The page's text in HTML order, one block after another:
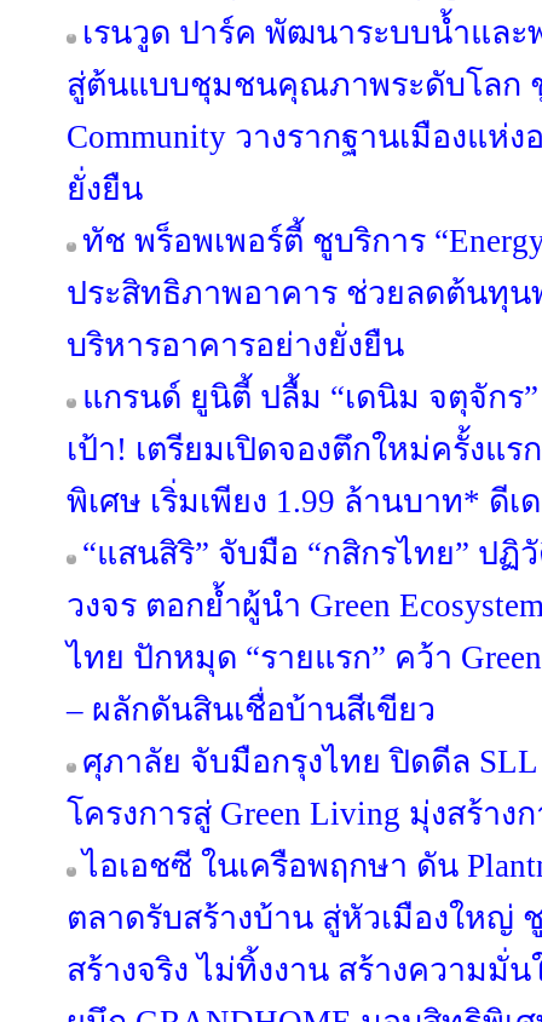
เรนวูด ปาร์ค พัฒนาระบบน้ำและ
สู่ต้นแบบชุมชนคุณภาพระดับโลก ชู
Community วางรากฐานเมืองแห่
ยั่งยืน
ทัช พร็อพเพอร์ตี้ ชูบริการ
ประสิทธิภาพอาคาร ช่วยลดต้นทุน
บริหารอาคารอย่างยั่งยืน
แกรนด์ ยูนิตี้ ปลื้ม “เดนิม จตุจักร
เป้า! เตรียมเปิดจองตึกใหม่ครั้งแ
พิเศษ เริ่มเพียง 1.99 ล้านบาท* ดีเ
“แสนสิริ” จับมือ “กสิกรไทย” ปฏิ
วงจร ตอกย้ำผู้นำ Green
ไทย ปักหมุด “รายแรก” คว้า
– ผลักดันสินเชื่อบ้านสีเขียว
ศุภาลัย จับมือกรุงไทย ปิดดีล
โครงการสู่ Green Living มุ่งสร้าง
ไอเอชซี ในเครือพฤกษา ดัน
ตลาดรับสร้างบ้าน สู่หัวเมืองใหญ่
สร้างจริง ไม่ทิ้งงาน สร้างความมั่